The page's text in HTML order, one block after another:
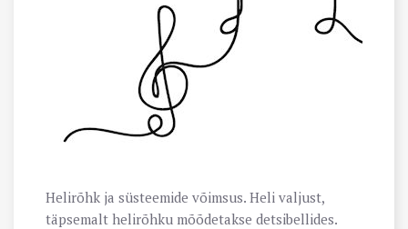
Helirõhk ja süsteemide võimsus. Heli valjust,
täpsemalt helirõhku mõõdetakse detsibellides.